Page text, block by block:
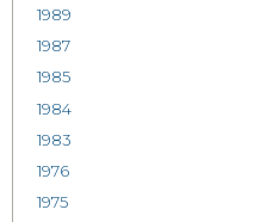
1989
1987
1985
1984
1983
1976
1975